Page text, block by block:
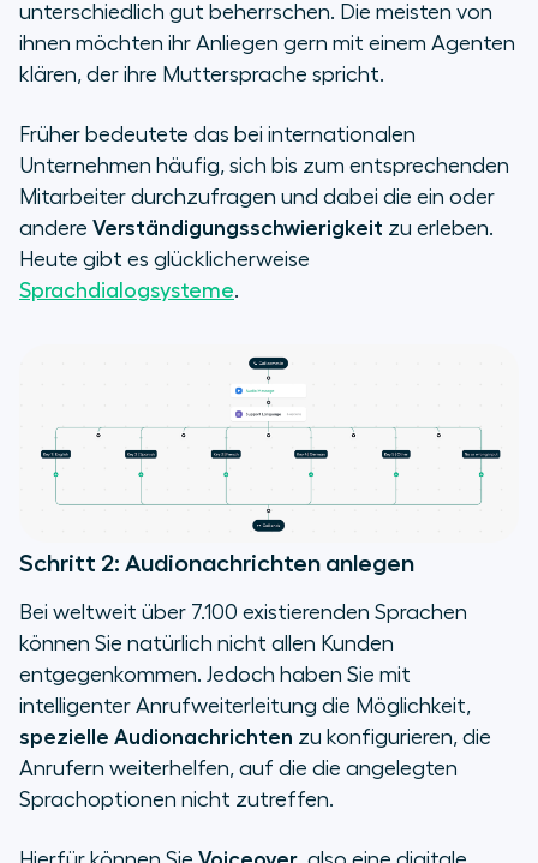
unterschiedlich gut beherrschen. Die meisten von
ihnen möchten ihr Anliegen gern mit einem Agenten
klären, der ihre Muttersprache spricht.
Früher bedeutete das bei internationalen
Unternehmen häufig, sich bis zum entsprechenden
Mitarbeiter durchzufragen und dabei die ein oder
andere Verständigungsschwierigkeit zu erleben.
Heute gibt es glücklicherweise
Sprachdialogsysteme.
Schritt 2: Audionachrichten anlegen
Bei weltweit über 7.100 existierenden Sprachen
können Sie natürlich nicht allen Kunden
entgegenkommen. Jedoch haben Sie mit
intelligenter Anrufweiterleitung die Möglichkeit,
spezielle Audionachrichten zu konfigurieren, die
Anrufern weiterhelfen, auf die die angelegten
Sprachoptionen nicht zutreffen.